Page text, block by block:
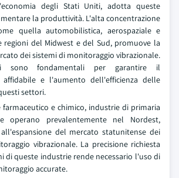
degli Stati Uniti, adotta queste
la produttività. L'alta concentrazione
quella automobilistica, aerospaziale e
regioni del Midwest e del Sud, promuove la
dei sistemi di monitoraggio vibrazionale.
sono fondamentali per garantire il
affidabile e l'aumento dell'efficienza delle
settori.
e chimico, industrie di primaria
operano prevalentemente nel Nordest,
del mercato statunitense dei
vibrazionale. La precisione richiesta
di queste industrie rende necessario l'uso di
accurate.